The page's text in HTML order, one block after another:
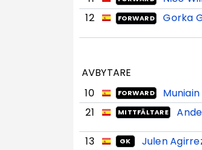
12 FORWARD Gorka
AVBYTARE
10
FORWARD Muniain
21 MITTFÄLTARE
13 GK
Julen